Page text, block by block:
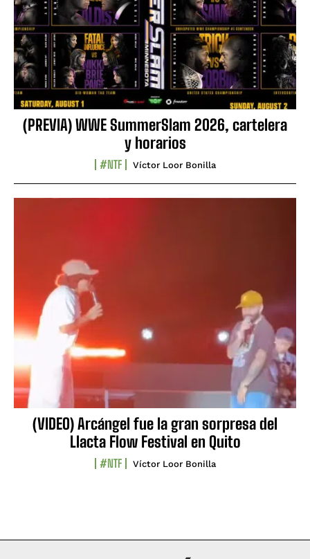
(PREVIA) WWE SummerSlam 2026, cartelera
y horarios
#NTF Víctor Loor Bonilla
(VIDEO) Arcángel fue la gran sorpresa del
Llacta Flow Festival en Quito
#NTF Víctor Loor Bonilla